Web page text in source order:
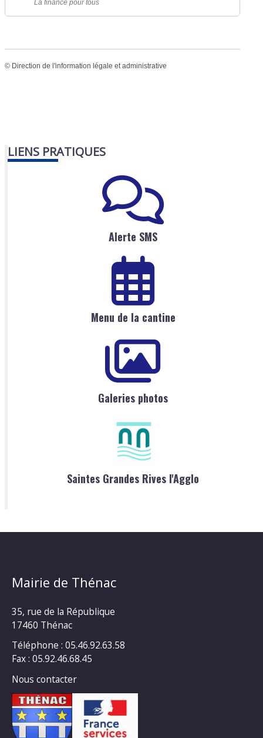
La finance pour tous
© Direction de l'information légale et administrative
LIENS PRATIQUES
Alerte SMS
Menu de la cantine
Galeries photos
Saintes Grandes Rives l'Agglo
Mairie de Thénac
35, rue de la République
17460 Thénac
Téléphone : 05.46.92.63.58
Fax : 05.92.46.68.45
Nous contacter